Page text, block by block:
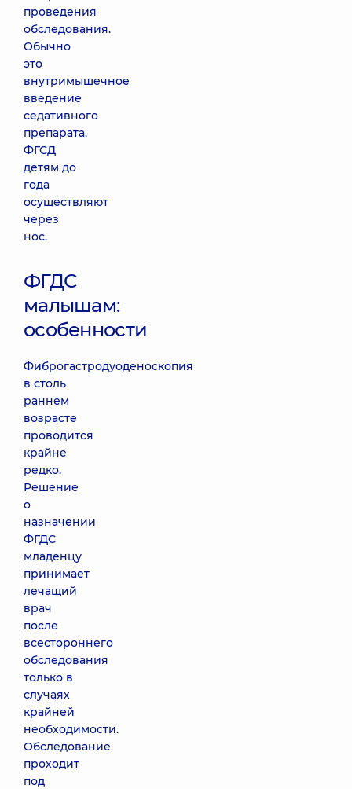
проведения
обследования.
Обычно
это
внутримышечное
введение
седативного
препарата.
ФГСД
детям до
года
осуществляют
через
нос.
ФГДС
малышам:
особенности
Фиброгастродуоденоскопия
в столь
раннем
возрасте
проводится
крайне
редко.
Решение
о
назначении
ФГДС
младенцу
принимает
лечащий
врач
после
всестороннего
обследования
только в
случаях
крайней
необходимости.
Обследование
проходит
под